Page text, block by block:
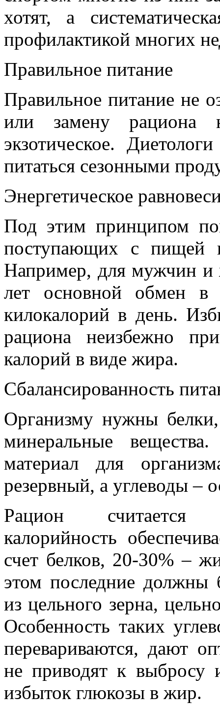
хотят, а
профилактикой многих
Правильное питание
Правильное питание не
или замену рациона
экзотическое.
питаться сезонными
Энергетическое
Под этим принципом
поступающих с пищей
Например, для мужчин и
лет основной обмен
килокалорий в день.
рациона неизбежно
калорий в виде жира.
Сбалансированность
Организму нужны
минеральные
материал для
резервный, а углеводы –
Рацион считается
калорийность
счет белков, 20-30% –
этом последние
из цельного зерна,
Особенность таких
перевариваются, дают
не приводят к выбросу
избыток глюкозы в жир.